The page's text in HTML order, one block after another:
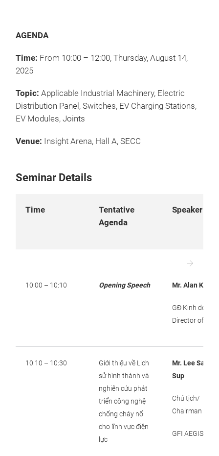
AGENDA
Time: From 10:00 – 12:00, Thursday, August 14,
2025
Topic: Applicable Industrial Machinery, Electric
Distribution Panel, Switches, EV Charging Stations,
EV Modules, Joints
Venue: Insight Arena, Hall A, SECC
Seminar Details
Time
Tentative
Agenda
Speaker
10:00 – 10:10 Opening Speech Mr. Alan Kan
GĐ Kinh
Director of
10:10 – 10:30
Giới thiệu về Lịch
sử hình thành và
nghiên cứu phát
triển công nghệ
chống cháy nổ
cho lĩnh vực điện
lực
Mr. Lee Sang
Sup
Chủ tịch/
Chairman
GFI AEGIS